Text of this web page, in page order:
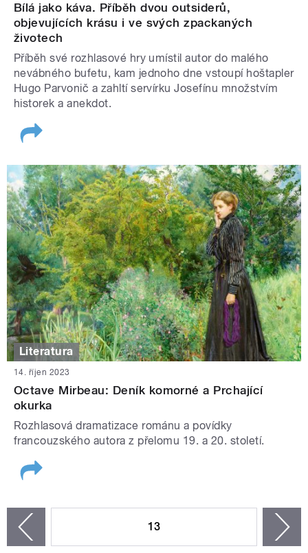
Bílá jako káva. Příběh dvou outsiderů,
objevujících krásu i ve svých zpackaných
životech
Příběh své rozhlasové hry umístil autor do malého
nevábného bufetu, kam jednoho dne vstoupí hoštapler
Hugo Parvonič a zahltí servírku Josefínu množstvím
historek a anekdot.
Literatura
14. říjen 2023
Octave Mirbeau: Deník komorné a Prchající
okurka
Rozhlasová dramatizace románu a povídky
francouzského autora z přelomu 19. a 20. století.
13